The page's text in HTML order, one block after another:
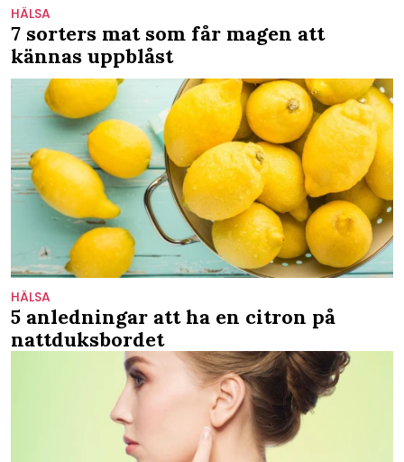
HÄLSA
7 sorters mat som får magen att
kännas uppblåst
HÄLSA
5 anledningar att ha en citron på
nattduksbordet